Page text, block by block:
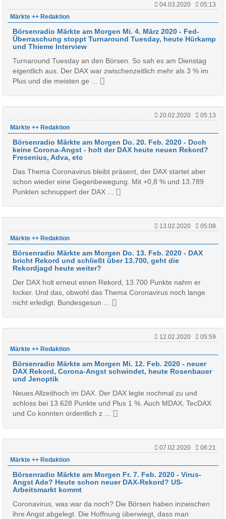
04.03.2020
05:13
Märkte ++ Redaktion
Börsenradio Märkte am Morgen Mi. 4. März 2020 - Fed-
Überraschung stoppt Turnaround Tuesday, heute Hürkamp
und Thieme Interview
Turnaround Tuesday an den Börsen. So sah es am Dienstag
eigentlich aus. Der DAX war zwischenzeitlich mehr als 3 % im
Plus und die meisten ge ...
20.02.2020
05:13
Märkte ++ Redaktion
Börsenradio Märkte am Morgen Do. 20. Feb. 2020 - Doch
keine Corona-Angst - holt der DAX heute neuen Rekord?
Fresenius, Adva, etc
Das Thema Coronavirus bleibt präsent, der DAX startet aber
schon wieder eine Gegenbewegung. Mit +0,8 % und 13.789
Punkten schnuppert der DAX ...
13.02.2020
05:08
Märkte ++ Redaktion
Börsenradio Märkte am Morgen Do. 13. Feb. 2020 - DAX
bricht Rekord und schließt über 13.700, geht die
Rekordjagd heute weiter?
Der DAX holt erneut einen Rekord, 13.700 Punkte nahm er
locker. Und das, obwohl das Thema Coronavirus noch lange
nicht erledigt. Bundesgesun ...
12.02.2020
05:59
Märkte ++ Redaktion
Börsenradio Märkte am Morgen Mi. 12. Feb. 2020 - neuer
DAX Rekord, Corona-Angst schwindet, heute Rosenbauer
und Jenoptik
Neues Allzeithoch im DAX. Der DAX legte nochmal zu und
schloss bei 13.628 Punkte und Plus 1 %. Auch MDAX, TecDAX
und Co konnten ordentlich z ...
07.02.2020
06:21
Märkte ++ Redaktion
Börsenradio Märkte am Morgen Fr. 7. Feb. 2020 - Virus-
Angst Ade? Heute schon neuer DAX-Rekord? US-
Arbeitsmarkt kommt
Coronavirus, was war da noch? Die Börsen haben inzwischen
ihre Angst abgelegt. Die Hoffnung überwiegt, dass man